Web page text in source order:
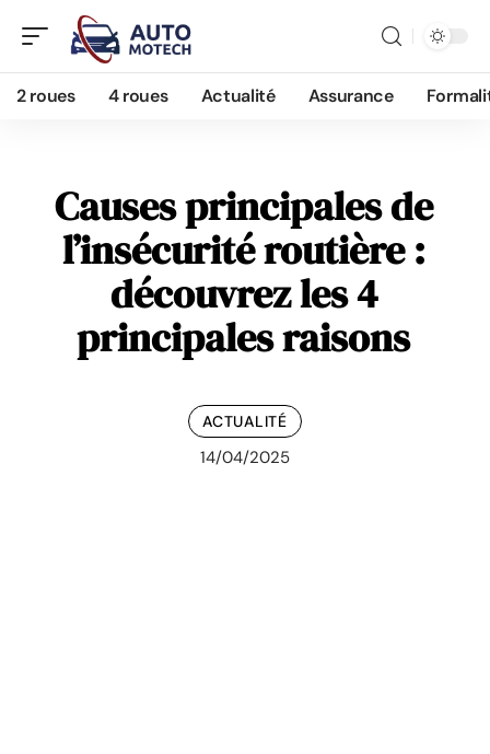
2 roues 4 roues Actualité Assurance
Causes principales de
l’insécurité routière :
découvrez les 4
principales raisons
ACTUALITÉ
14/04/2025